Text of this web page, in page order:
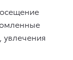
увлечения